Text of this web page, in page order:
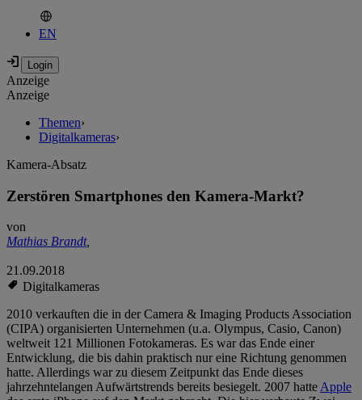
EN
Anzeige
Anzeige
Themen›
Digitalkameras›
Kamera-Absatz
Zerstören Smartphones den Kamera-Markt?
von
Mathias Brandt,
21.09.2018
Digitalkameras
2010 verkauften die in der Camera & Imaging Products Association
(CIPA) organisierten Unternehmen (u.a. Olympus, Casio, Canon)
weltweit 121 Millionen Fotokameras. Es war das Ende einer
Entwicklung, die bis dahin praktisch nur eine Richtung genommen
hatte. Allerdings war zu diesem Zeitpunkt das Ende dieses
jahrzehntelangen Aufwärtstrends bereits besiegelt. 2007 hatteApple